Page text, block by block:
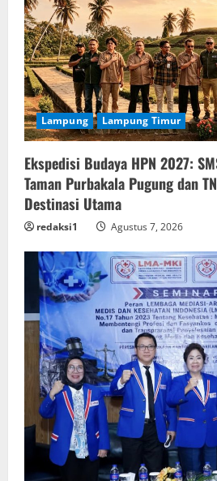
Lampung Lampung Timur
Ekspedisi Budaya HPN 2027:
Taman Purbakala Pugung dan
Destinasi Utama
redaksi1 Agustus 7, 2026